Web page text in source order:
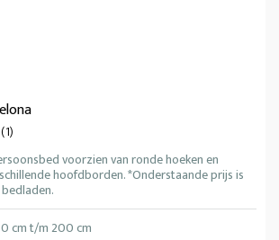
(1)
voorzien van ronde hoeken en
hoofdborden. *Onderstaande prijs is
cm t/m 200 cm